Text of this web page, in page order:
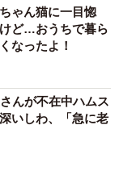
る
に相談し、傷病
いました。「収
を数字で確認で
に専念すること
ゃん猫に一目惚
ど…おうちで暮ら
なったよ！
んが不在中ハムス
いしわ、「急に老